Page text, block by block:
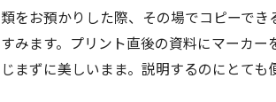
類をお預かりした際、その場でコピーで
すみます。プリント直後の資料にマーカー
じまずに美しいまま。説明するのにとても